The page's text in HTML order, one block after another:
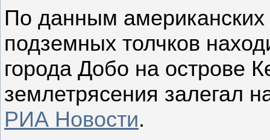
По данным американских
подземных толчков
города Добо на острове
землетрясения залегал
РИА Новости.